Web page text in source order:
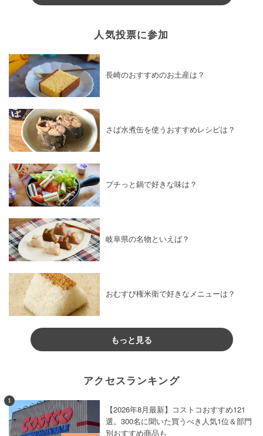
人気投票に参加
長崎のおすすめのお土産は？
さば水煮缶を使うおすすめレシピは？
プチっと鍋で好きな味は？
岐阜県の名物といえば？
おむすび権米衛で好きなメニューは？
もっと見る
アクセスランキング
1
【2026年8月最新】コストコおすすめ121
選。300名に聞いた買うべき人気1位＆部門
別おすすめ商品も